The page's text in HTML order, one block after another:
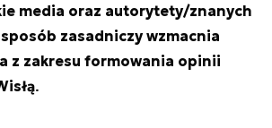
media oraz autorytety/znanych
zasadniczy wzmacnia
z zakresu formowania opinii
.